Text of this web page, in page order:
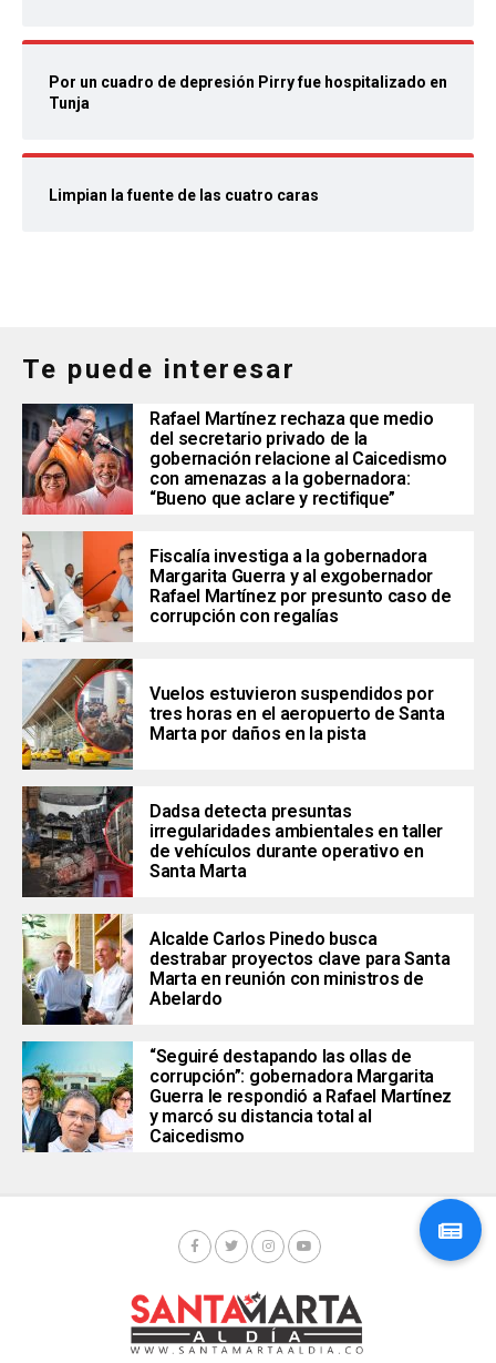
Por un cuadro de depresión Pirry fue hospitalizado en
Tunja
Limpian la fuente de las cuatro caras
Te puede interesar
Rafael Martínez rechaza que medio
del secretario privado de la
gobernación relacione al Caicedismo
con amenazas a la gobernadora:
“Bueno que aclare y rectifique”
Fiscalía investiga a la gobernadora
Margarita Guerra y al exgobernador
Rafael Martínez por presunto caso de
corrupción con regalías
Vuelos estuvieron suspendidos por
tres horas en el aeropuerto de Santa
Marta por daños en la pista
Dadsa detecta presuntas
irregularidades ambientales en taller
de vehículos durante operativo en
Santa Marta
Alcalde Carlos Pinedo busca
destrabar proyectos clave para Santa
Marta en reunión con ministros de
Abelardo
“Seguiré destapando las ollas de
corrupción”: gobernadora Margarita
Guerra le respondió a Rafael Martínez
y marcó su distancia total al
Caicedismo